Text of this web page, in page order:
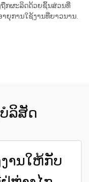
ຖືກຜະລິດດ້ວຍຊິ້ນສ່ວນທີ່
ຍຸການໃຊ້ງານທີ່ຍາວນານ.
ລິສັດ
ານໃຫ້ກັບ